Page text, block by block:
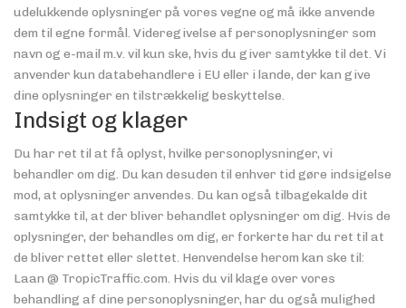
udelukkende oplysninger på vores vegne og må ikke anvende
dem til egne formål. Videregivelse af personoplysninger som
navn og e-mail m.v. vil kun ske, hvis du giver samtykke til det. Vi
anvender kun databehandlere i EU eller i lande, der kan give
dine oplysninger en tilstrækkelig beskyttelse.
Indsigt og klager
Du har ret til at få oplyst, hvilke personoplysninger, vi
behandler om dig. Du kan desuden til enhver tid gøre indsigelse
mod, at oplysninger anvendes. Du kan også tilbagekalde dit
samtykke til, at der bliver behandlet oplysninger om dig. Hvis de
oplysninger, der behandles om dig, er forkerte har du ret til at
de bliver rettet eller slettet. Henvendelse herom kan ske til:
Laan @ TropicTraffic.com. Hvis du vil klage over vores
behandling af dine personoplysninger, har du også mulighed